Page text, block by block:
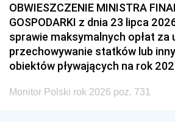
OBWIESZCZENIE MINISTRA
GOSPODARKI z dnia 23 lipca
sprawie maksymalnych opłat za
przechowywanie statków lub
obiektów pływających na rok
Monitor Polski rok 2026 poz. 731